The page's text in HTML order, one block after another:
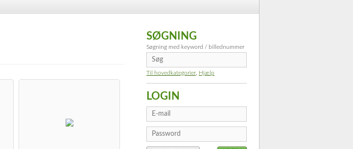
SØGNING
Søgning med keyword / billednummer
Til hovedkategorier Hjælp
LOGIN